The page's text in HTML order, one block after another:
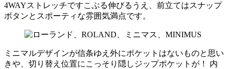
4WAYストレッチですこぶる伸びるうえ、前立てはスナップ
ボタンとスポーティな雰囲気満点です。
ミニマルデザインが信条ゆえ外にポケットはないものと思い
きや、切り替え位置にこっそり隠しジップポケットが！ 内